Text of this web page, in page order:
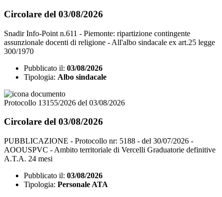
Circolare del 03/08/2026
Snadir Info-Point n.611 - Piemonte: ripartizione contingente
assunzionale docenti di religione - All'albo sindacale ex art.25 legge
300/1970
Pubblicato il: 03/08/2026
Tipologia: Albo sindacale
Protocollo 13155/2026 del 03/08/2026
Circolare del 03/08/2026
PUBBLICAZIONE - Protocollo nr: 5188 - del 30/07/2026 -
AOOUSPVC - Ambito territoriale di Vercelli Graduatorie definitive
A.T.A. 24 mesi
Pubblicato il: 03/08/2026
Tipologia: Personale ATA